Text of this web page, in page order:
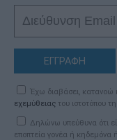
ΕΓΓΡΑΦΗ
Έχω διαβάσει, κατανοώ
εχεμύθειας του ιστοτόπου
Δηλώνω υπεύθυνα ότι
εποπτεία γονέα ή κηδεμόνα